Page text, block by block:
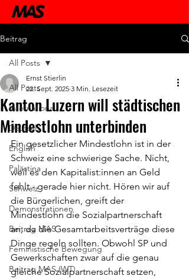
Beitrag
All Posts
International
Deutsch
English
Palästina
Schweiz
Demonstrationen
Beitrag MAS
Feministische Bewegung
Beitrag MAS (WT)
All Posts
Kanton Luzern will städtischen
Mindestlohn unterbinden
Ernst Stierlin
22. Sept. 2025 3 Min. Lesezeit
Ein gesetzlicher Mindestlohn ist in der
Schweiz eine schwierige Sache. Nicht,
weil es den Kapitalist:innen an Geld
fehlt - gerade hier nicht. Hören wir auf
die Bürgerlichen, greift der
Mindestlohn die Sozialpartnerschaft
an, da die Gesamtarbeitsverträge diese
Dinge regeln sollten. Obwohl SP und
Gewerkschaften zwar auf die genau
gleiche Sozialpartnerschaft setzen,